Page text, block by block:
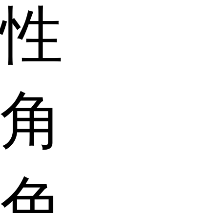
性
角